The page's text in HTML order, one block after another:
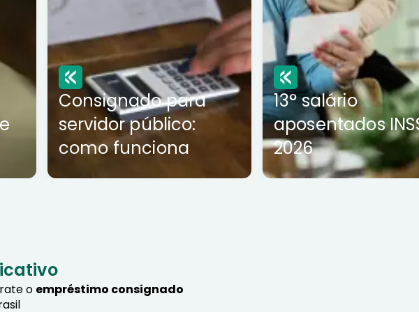
Consignado para
servidor público:
como funciona
13° salário
aposentados
2026
o empréstimo consignado